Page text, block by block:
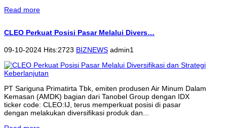
Read more
CLEO Perkuat Posisi Pasar Melalui Divers…
09-10-2024 Hits:2723 BIZNEWS admin1
PT Sariguna Primatirta Tbk, emiten produsen Air Minum Dalam
Kemasan (AMDK) bagian dari Tanobel Group dengan IDX
ticker code: CLEO:IJ, terus memperkuat posisi di pasar
dengan melakukan diversifikasi produk dan...